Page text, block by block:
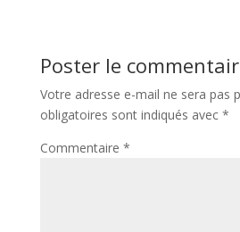
Poster le
Votre adresse e-mail ne sera pas
obligatoires sont indiqués avec *
Commentaire *